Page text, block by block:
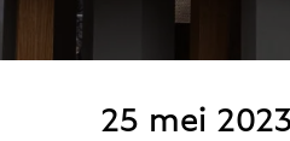
25 mei 2023